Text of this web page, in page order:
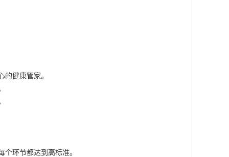
健康管家。
环节都达到高标准。